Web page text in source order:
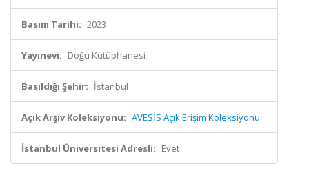
Basım Tarihi: 2023
Yayınevi: Doğu Kütüphanesi
Basıldığı Şehir: İstanbul
Açık Arşiv Koleksiyonu: AVESİS Açık Erişim Koleksiyonu
İstanbul Üniversitesi Adresli: Evet